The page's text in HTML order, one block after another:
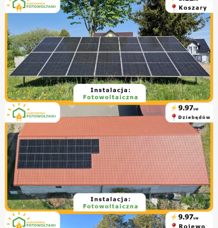
asortyment sprawdza się w każdych warunkach, co
potwierdzają liczne realizacje.
Widząc zrealizowane projekty,zyskujesz pewność, że
wybór naszych produktów to decyzja, której możesz
zaufać.Wysoka jakość i trwałośćsprawiają, że inwestycja
w fotowoltaikę staje się opłacalna i niezawodna.
Dołącz do grona zadowolonych klientów, którzy już
skorzystali z naszej oferty. Niezależnie od tego, czy jesteś
klientem indywidualnym, czy reprezentujesz firmę,
przekonasz się, żewspółpracaz nasząhurtownią
fotowoltaicznąto krok w stronę sukcesu Twojego
projektu.
Instalacje fotowoltaiczneNowe
Instalacja fotowoltaiczna Koszary #1 –
8.12kW